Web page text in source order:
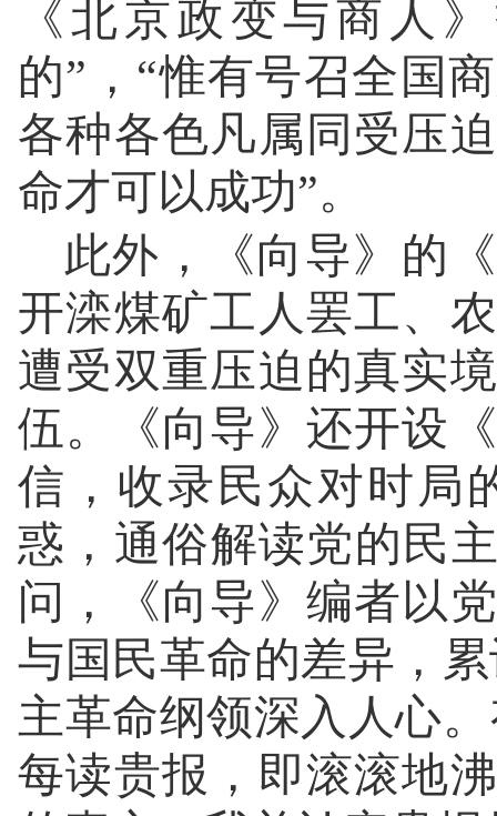
《北京政变与商人
的”，“惟有号召全国
各种各色凡属同受压
命才可以成功”。
此外，《向导》的
开滦煤矿工人罢工、
遭受双重压迫的真实
伍。《向导》还开设
信，收录民众对时局
惑，通俗解读党的民
问，《向导》编者以
与国民革命的差异，
主革命纲领深入人心
每读贵报，即滚滚地